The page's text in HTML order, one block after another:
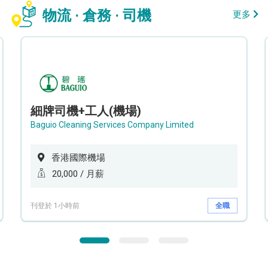
物流 · 倉務 · 司機 更多
細牌司機+工人(機場)
Baguio Cleaning Services Company Limited
香港國際機場
20,000 / 月薪
刊登於 1小時前 全職